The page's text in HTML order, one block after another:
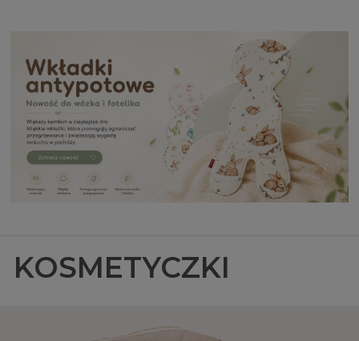
KOSMETYCZKI